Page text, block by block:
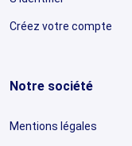
Créez votre compte
Notre société
Mentions légales